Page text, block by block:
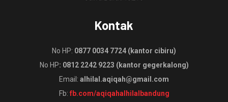
Kontak
No HP: 0877 0034 7724 (kantor cibiru)
No HP: 0812 2242 9223 (kantor gegerkalong)
Email: alhilal.aqiqah@gmail.com
Fb: fb.com/aqiqahalhilalbandung